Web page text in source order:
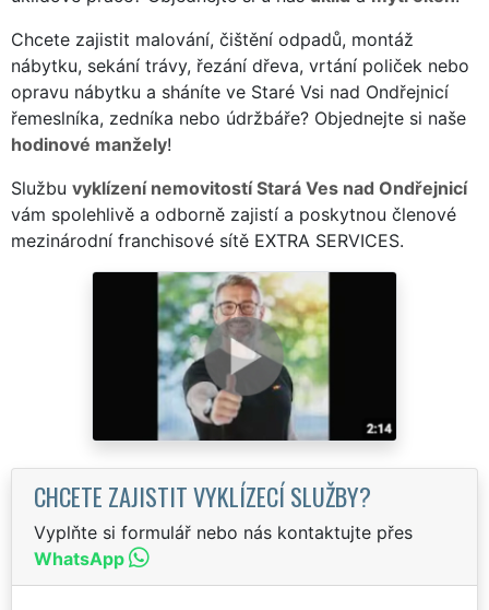
Chcete zajistit malování, čištění odpadů, montáž
nábytku, sekání trávy, řezání dřeva, vrtání poliček nebo
opravu nábytku a sháníte ve Staré Vsi nad Ondřejnicí
řemeslníka, zedníka nebo údržbáře? Objednejte si naše
hodinové manžely!
Službu vyklízení nemovitostí Stará Ves nad Ondřejnicí
vám spolehlivě a odborně zajistí a poskytnou členové
mezinárodní franchisové sítě EXTRA SERVICES.
CHCETE ZAJISTIT VYKLÍZECÍ SLUŽBY?
Vyplňte si formulář nebo nás kontaktujte přes
WhatsApp